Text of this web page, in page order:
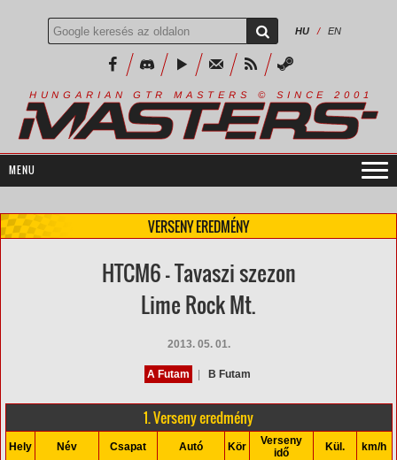
HU / EN
H U N G A R I A N G T R M A S T E R S © S I N C E 2 0 0 1
VERSENY EREDMÉNY
HTCM6 - Tavaszi szezon
Lime Rock Mt.
2013. 05. 01.
A Futam B Futam
1. Verseny eredmény
Hely Név Csapat Autó Kör
Verseny
idő
Kül. km/h